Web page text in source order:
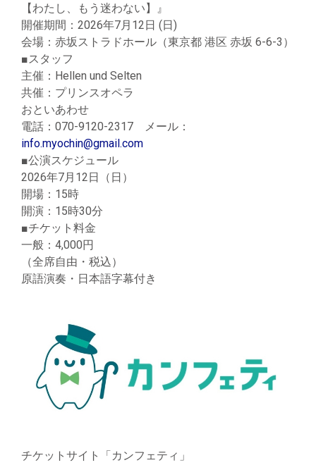
【わたし、もう迷わない】』
開催期間：2026年7月12日 (日)
会場：赤坂ストラドホール（東京都 港区 赤坂 6-6-3）
■スタッフ
主催：Hellen und Selten
共催：プリンスオペラ
おといあわせ
電話：070-9120-2317 メール：
info.myochin@gmail.com
■公演スケジュール
2026年7月12日（日）
開場：15時
開演：15時30分
■チケット料金
一般：4,000円
（全席自由・税込）
原語演奏・日本語字幕付き
チケットサイト「カンフェティ」